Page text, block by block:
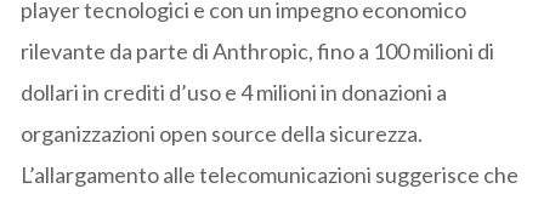
player tecnologici e con un impegno economico
rilevante da parte di Anthropic, fino a 100 milioni di
dollari in crediti d’uso e 4 milioni in donazioni a
organizzazioni open source della sicurezza.
L’allargamento alle telecomunicazioni suggerisce che